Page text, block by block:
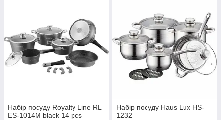
Набір посуду Royalty Line RL
ES-1014M black 14 pcs
Набір посуду Haus Lux HS-
1232